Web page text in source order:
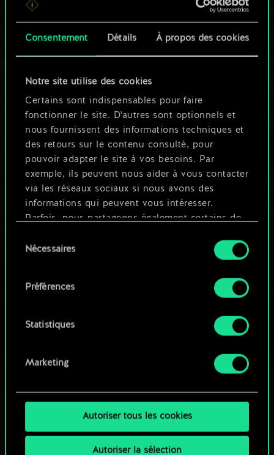
Consentement Détails À propos des cookies
Notre site utilise des cookies
Certains sont indispensables pour faire
fonctionner le site. D'autres sont optionnels et
nous fournissent des informations techniques et
des retours sur le contenu consulté, pour
pouvoir adapter le site à vos besoins. Par
exemple, ils peuvent nous aider à vous contacter
via les réseaux sociaux si nous avons des
informations qui peuvent vous intéresser.
Parfois, nous partageons également certains de
ces cookies optionnels ne seront appliqués
Vous pouvez consulter tous les détails sur notre
préférences dans le menu "Paramètres" ci-
duNécessaires
Préférences
Statistiques
Marketing
Autoriser tous les cookies
Autoriser la sélection
n'est qu'un jeu de
cartes partagé.
Mais cela peut être
tellement plus !
Nommer ce jeu et créer un guide
OU
Parcourir les jeux de la communauté